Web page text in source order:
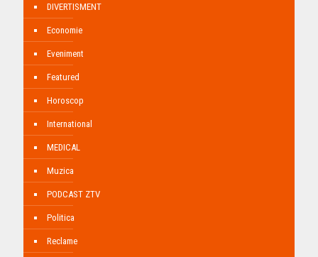
DIVERTISMENT
Economie
Eveniment
Featured
Horoscop
International
MEDICAL
Muzica
PODCAST ZTV
Politica
Reclame